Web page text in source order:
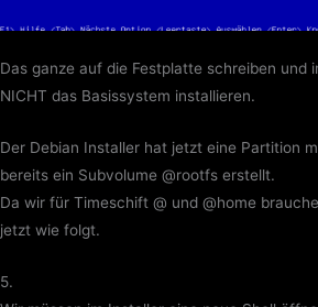
Das ganze auf die Festplatte schreiben und
NICHT das Basissystem installieren.
Der Debian Installer hat jetzt eine Partition
bereits ein Subvolume @rootfs erstellt.
Da wir für Timeschift @ und @home
jetzt wie folgt.
5.